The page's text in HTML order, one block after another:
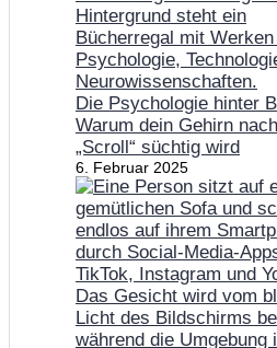
Die Psychologie hinter
Warum dein Gehirn
„Scroll“ süchtig wird
6. Februar 2025